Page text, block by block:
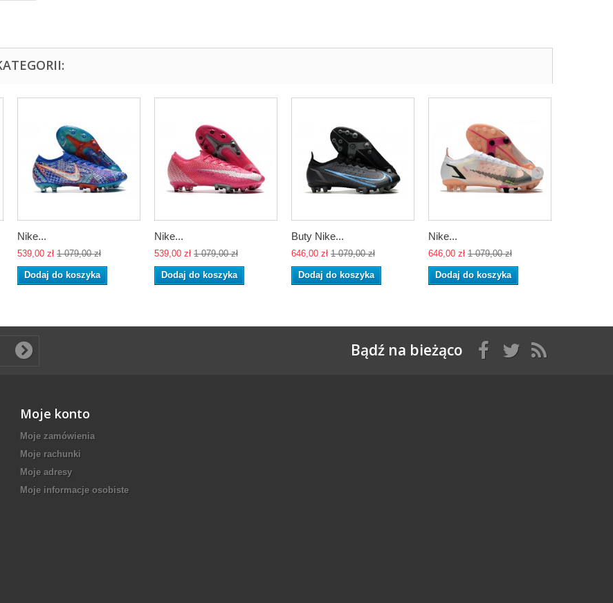
Nike...
539,00 zł 1 079,00 zł
Dodaj do koszyka
Nike...
539,00 zł 1 079,00 zł
Dodaj do koszyka
Buty Nike...
646,00 zł 1 079,00 zł
Dodaj do koszyka
Nike...
646,00 zł 1 079,00 zł
Dodaj do koszyka
Bądź na bieżąco
Moje konto
Moje zamówienia
Moje rachunki
Moje adresy
Moje informacje osobiste